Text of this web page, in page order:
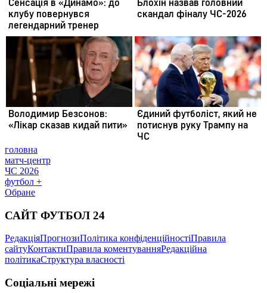
головна
матч-центр
ЧС 2026
футбол +
Обране
САЙТ ФУТБОЛ 24
РедакціяПрогнозиПолітика конфіденційностіПравила
сайтуКонтактиПравила коментуванняРедакційна
політикаСтруктура власності
Соціальні мережі